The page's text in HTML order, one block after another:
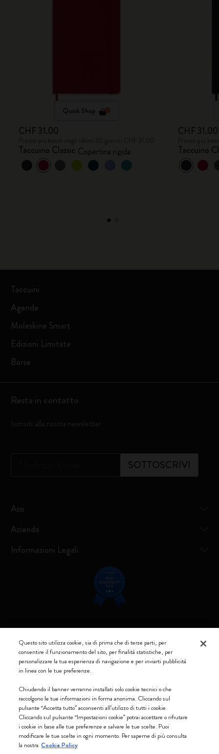
Quick Shop
CHF 31.00
Taccuino Classic Copertina rigida
CHF 31.00
Taccuino
Taccuini
Agende
Moleskine Smart
Edizioni Limitate
Borse
Resta in contatto
Iscriviti alla nostra newsletter
SOTTOSCRIVI
Assi
Azienda
Informazioni Legali
Resta connesso
Accettiamo
Moleskine srl a socio unico - Via Bergognone, 34 – 20144 Milano -
Italia - P. IVA / CCIAA n. 07234480965 - REA MI 1945400 - Cap.
Soc. €2.181.513,42
Questo sito utilizza cookie, sia di prima che di terze parti, per
consentire il funzionamento del sito, per finalità statistiche, per
personalizzare la tua esperienza di navigazione e per inviarti pubblicità
in linea con le tue preferenze.
Chiudendo il banner verranno installati solo cookie tecnici o che
raccolgono le tue informazioni in forma anonima. Cliccando sul
pulsante “Accetta tutto” acconsenti all’utilizzo di tutti i cookie.
Cliccando sul pulsante “Impostazioni cookie” potrai accettare o rifiutare
i cookie in base alle tue preferenze e salvare le tue scelte. Puoi
modificare le tue scelte in ogni momento. Per saperne di più consulta
la nostra Cookie Policy